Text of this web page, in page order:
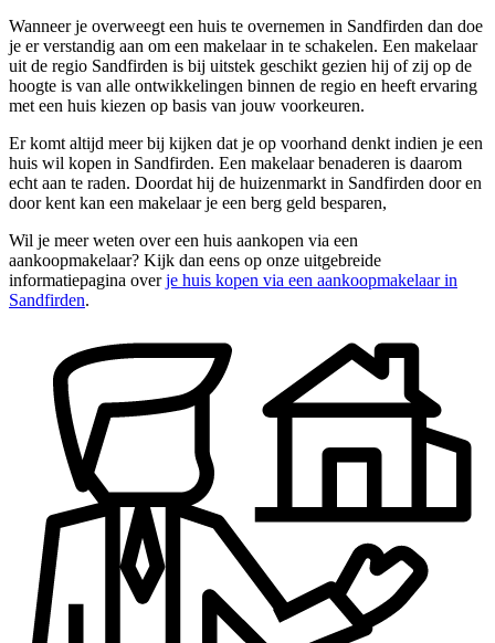
Wanneer je overweegt een huis te overnemen in Sandfirden dan doe
je er verstandig aan om een makelaar in te schakelen. Een makelaar
uit de regio Sandfirden is bij uitstek geschikt gezien hij of zij op de
hoogte is van alle ontwikkelingen binnen de regio en heeft ervaring
met een huis kiezen op basis van jouw voorkeuren.
Er komt altijd meer bij kijken dat je op voorhand denkt indien je een
huis wil kopen in Sandfirden. Een makelaar benaderen is daarom
echt aan te raden. Doordat hij de huizenmarkt in Sandfirden door en
door kent kan een makelaar je een berg geld besparen,
Wil je meer weten over een huis aankopen via een
aankoopmakelaar? Kijk dan eens op onze uitgebreide
informatiepagina overje huis kopen via een aankoopmakelaar in
Sandfirden.